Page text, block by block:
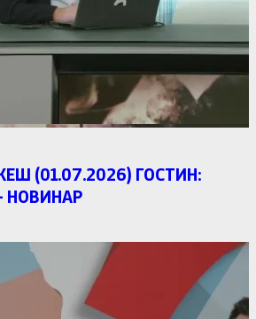
(01.07.2026) ГОСТИН:
НОВИНАР